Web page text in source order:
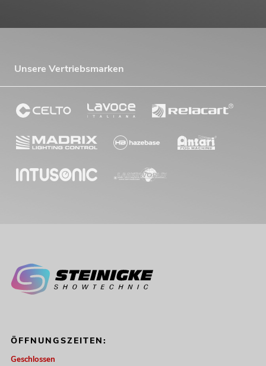
Unsere Vertriebsmarken
ÖFFNUNGSZEITEN:
Geschlossen